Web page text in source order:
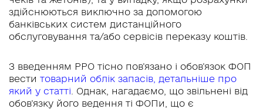
здійснюються виключно за допомогою
банківських систем дистанційного
обслуговування та/або сервісів переказу коштів.
З введенням РРО тісно пов’язано і обов’язок ФОП
вести товарний облік запасів, детальніше про
який у статті . Однак, нагадаємо, що звільнені від
обов’язку його ведення ті ФОПи, що є